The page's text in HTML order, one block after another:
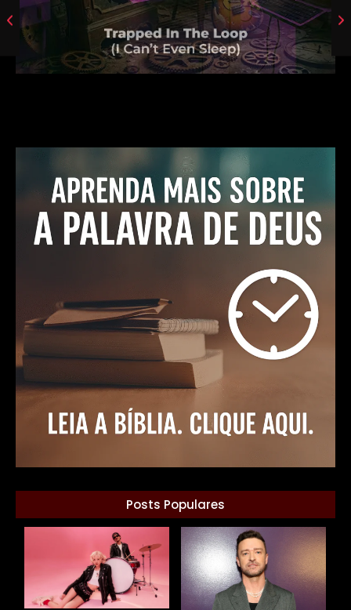
Posts Populares